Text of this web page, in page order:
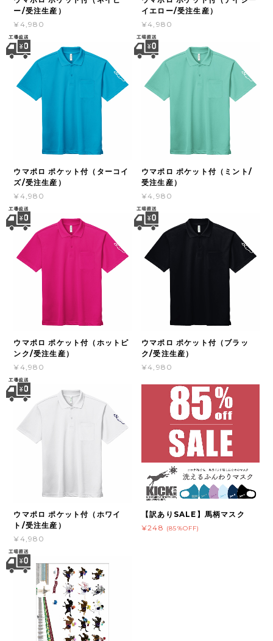
ー/受注生産）
¥4,980
イエロー/受注生産）
¥4,980
ウマポロ ポケット付（ターコイ
ズ/受注生産）
¥4,980
ウマポロ ポケット付（ミント/
受注生産）
¥4,980
ウマポロ ポケット付（ホットピ
ンク/受注生産）
¥4,980
ウマポロ ポケット付（ブラッ
ク/受注生産）
¥4,980
ウマポロ ポケット付（ホワイ
ト/受注生産）
¥4,980
【訳ありSALE】馬柄マスク
¥248 (85%OFF)